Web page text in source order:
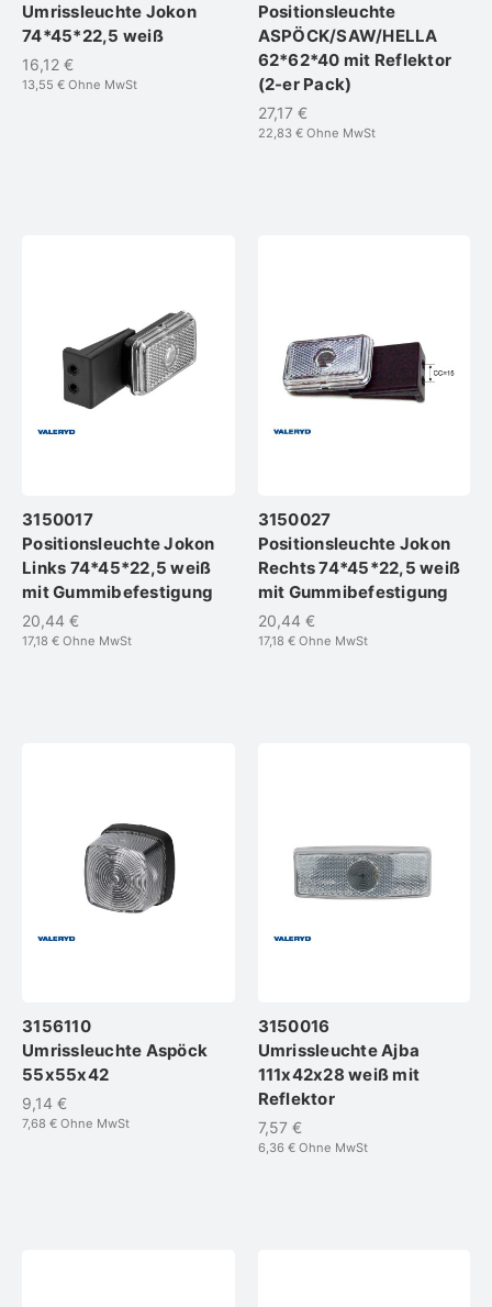
Umrissleuchte Jokon
74*45*22,5 weiß
16,12 €
13,55 € Ohne MwSt
Positionsleuchte
ASPÖCK/SAW/HELLA
62*62*40 mit Reflektor
(2-er Pack)
27,17 €
22,83 €Ohne MwSt
3150017
Positionsleuchte Jokon
Links 74*45*22,5 weiß
mit Gummibefestigung
20,44 €
17,18 € Ohne MwSt
3150027
Positionsleuchte Jokon
Rechts 74*45*22,5 weiß
mit Gummibefestigung
20,44 €
17,18 €Ohne MwSt
3156110
Umrissleuchte Aspöck
55x55x42
9,14 €
7,68 € Ohne MwSt
3150016
Umrissleuchte Ajba
111x42x28 weiß mit
Reflektor
7,57 €
6,36 €Ohne MwSt